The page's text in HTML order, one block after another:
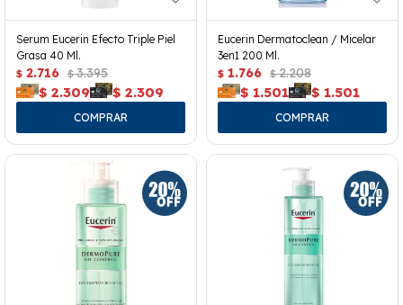
Serum Eucerin Efecto Triple Piel
Grasa 40 Ml.
$ 2.716 $ 3.395
$ 2.309 $ 2.309
Eucerin Dermatoclean / Micelar
3en1 200 Ml.
$ 1.766 $ 2.208
$ 1.501 $ 1.501